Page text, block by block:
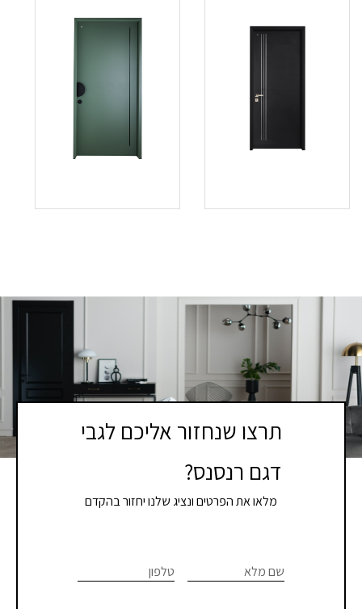
תרצו שנחזור אליכם לגבי
דגם רנסנס?
מלאו את הפרטים ונציג שלנו יחזור בהקדם
פגישת
שם מלא טלפון
are